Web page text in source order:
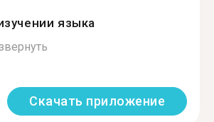
языка
Скачать приложение